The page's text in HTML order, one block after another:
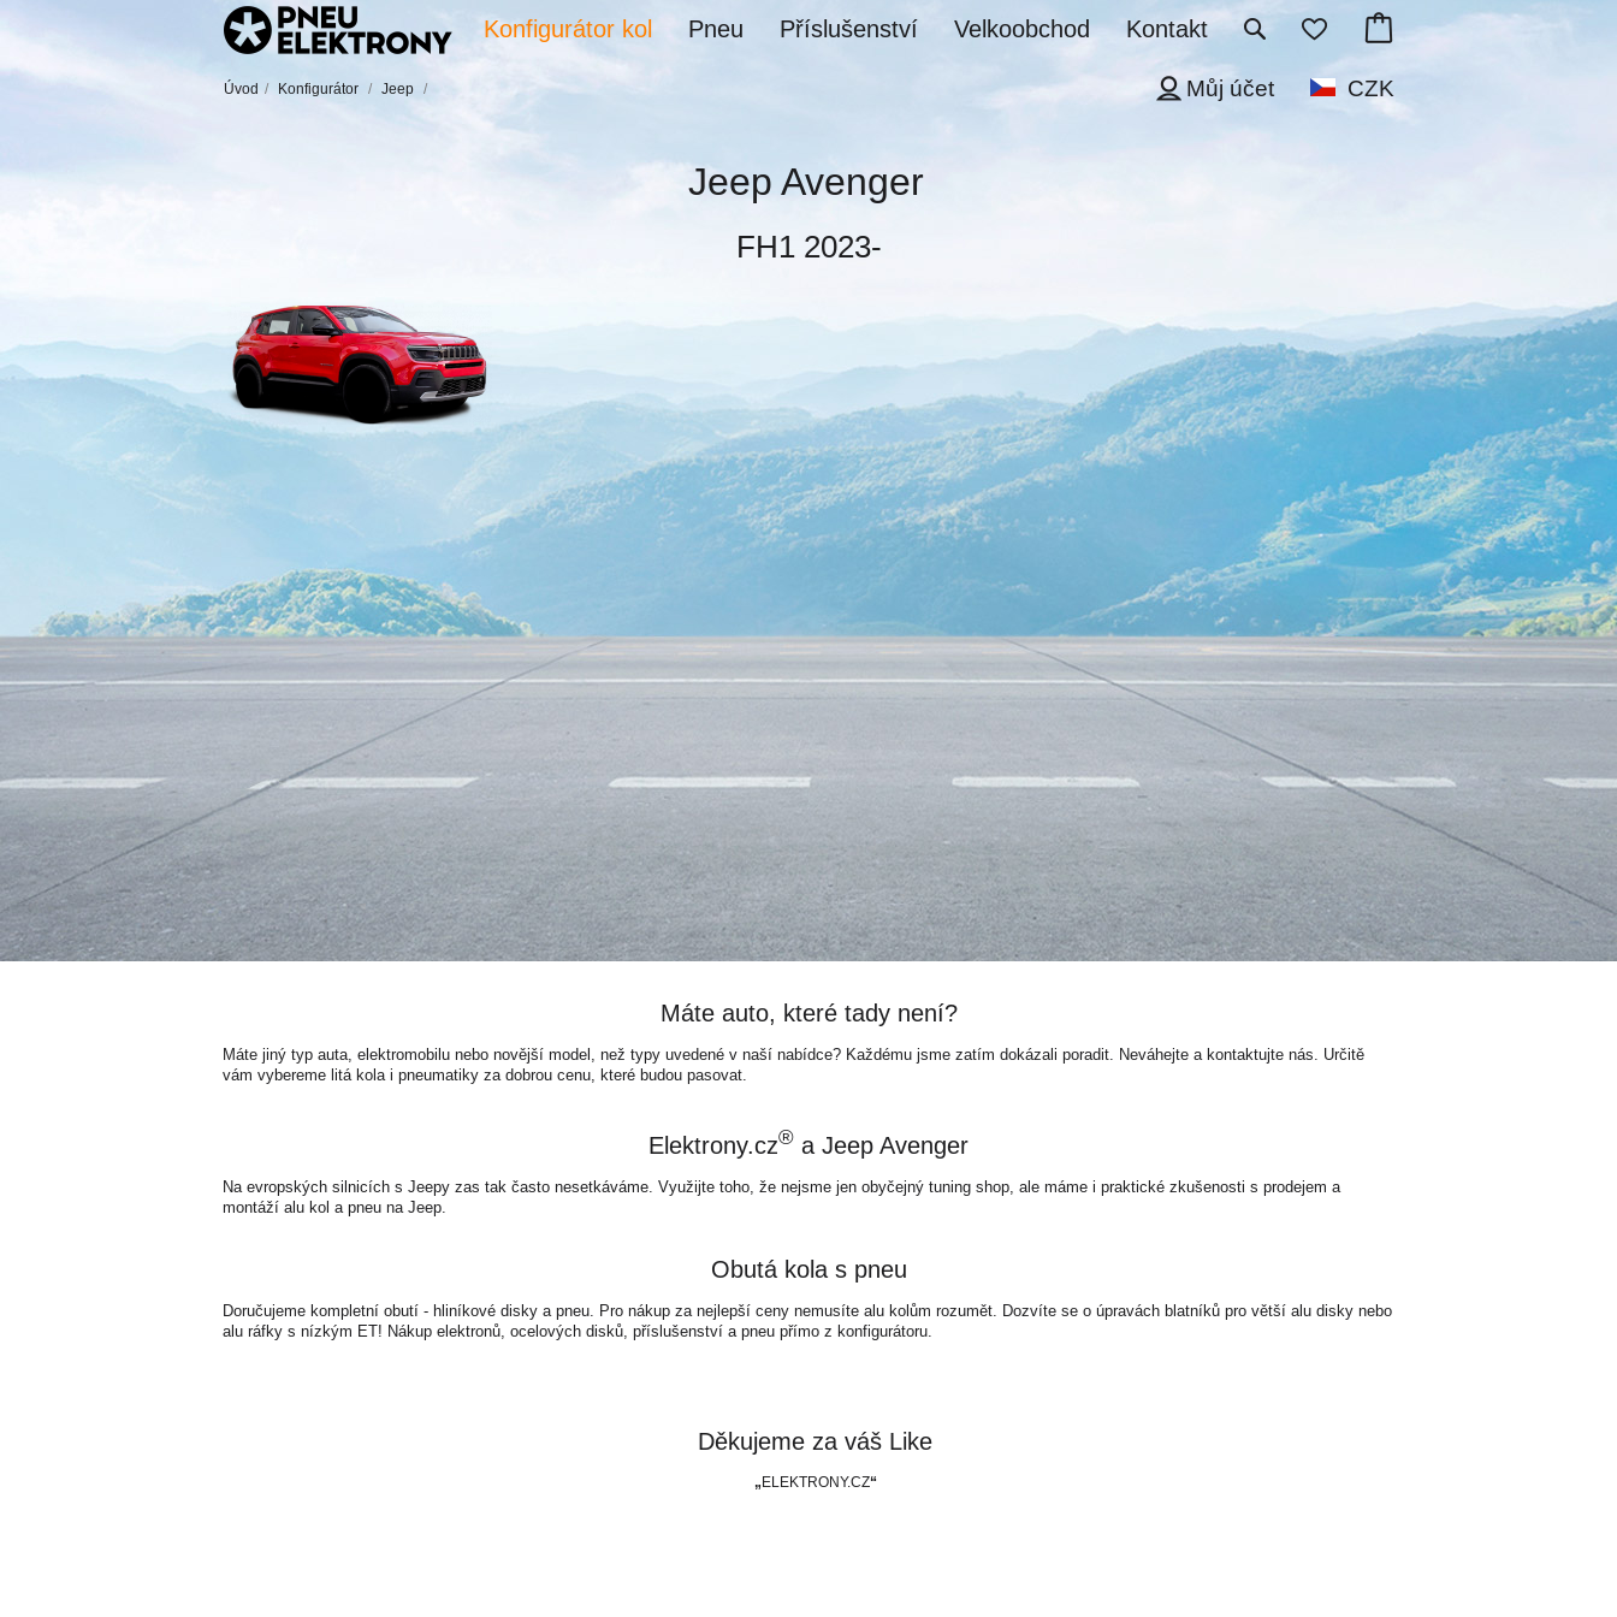
Kontakt
Velkoobchod
Příslušenství
Pneu
Konfigurátor kol
Úvod / Konfigurátor / Jeep / CZK
Můj účet
Jeep Avenger
FH1 2023-
Máte auto, které tady není?
Máte jiný typ auta, elektromobilu nebo novější model, než typy uvedené v naší nabídce? Každému jsme zatím dokázali poradit. Neváhejte a kontaktujte nás. Určitě
vám vybereme litá kola i pneumatiky za dobrou cenu, které budou pasovat.
Elektrony.cz® a Jeep Avenger
Na evropských silnicích s Jeepy zas tak často nesetkáváme. Využijte toho, že nejsme jen obyčejný tuning shop, ale máme i praktické zkušenosti s prodejem a
montáží alu kol a pneu na Jeep.
Obutá kola s pneu
Doručujeme kompletní obutí - hliníkové disky a pneu. Pro nákup za nejlepší ceny nemusíte alu kolům rozumět. Dozvíte se o úpravách blatníků pro větší alu disky nebo
alu ráfky s nízkým ET! Nákup elektronů, ocelových disků, příslušenství a pneu přímo z konfigurátoru.
Děkujeme za váš Like
ELEKTRONY.CZ